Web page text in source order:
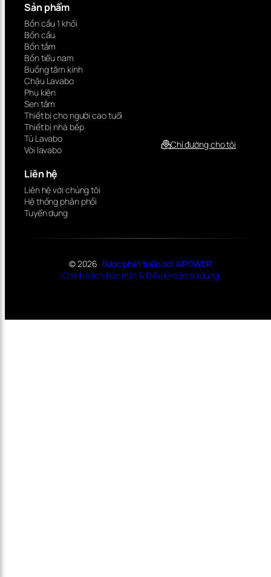
Sản phẩm
Bồn cầu 1 khối
Bồn cầu
Bồn tắm
Bồn tiểu nam
Buồng tắm kính
Chậu Lavabo
Phụ kiện
Sen tắm
Thiết bị cho người cao tuổi
Thiết bị nhà bếp
Tủ Lavabo
Vòi lavabo
Liên hệ
Liên hệ với chúng tôi
Hệ thống phân phối
Tuyển dụng
Chỉ đường cho tôi
© 2026 Được phát triển bởi AIPOWER
Chính sách bảo mật & Điều khoản sử dụng